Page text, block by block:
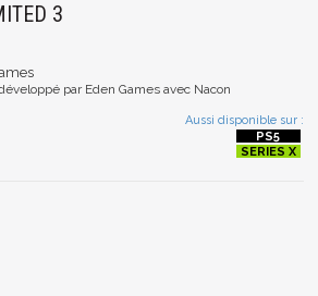
3
par Eden Games avec Nacon
Aussi disponible sur :